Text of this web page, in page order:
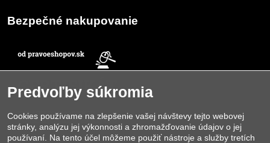
Bezpečné nakupovanie
Predvoľby súkromia
Cookies používame na zlepšenie vašej návštevy tejto webovej
stránky, analýzu jej výkonnosti a zhromažďovanie údajov o jej
používaní. Na tento účel môžeme použiť nástroje a služby tretích